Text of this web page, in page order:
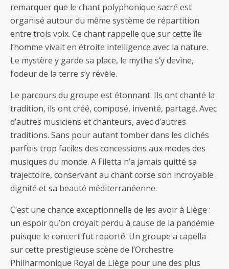
remarquer que le chant polyphonique sacré est
organisé autour du même système de répartition
entre trois voix. Ce chant rappelle que sur cette île
l’homme vivait en étroite intelligence avec la nature.
Le mystère y garde sa place, le mythe s’y devine,
l’odeur de la terre s’y révèle.
Le parcours du groupe est étonnant. Ils ont chanté la
tradition, ils ont créé, composé, inventé, partagé. Avec
d’autres musiciens et chanteurs, avec d’autres
traditions. Sans pour autant tomber dans les clichés
parfois trop faciles des concessions aux modes des
musiques du monde. A Filetta n’a jamais quitté sa
trajectoire, conservant au chant corse son incroyable
dignité et sa beauté méditerranéenne.
C’est une chance exceptionnelle de les avoir à Liège :
un espoir qu’on croyait perdu à cause de la pandémie
puisque le concert fut reporté. Un groupe a capella
sur cette prestigieuse scène de l’Orchestre
Philharmonique Royal de Liège pour une des plus